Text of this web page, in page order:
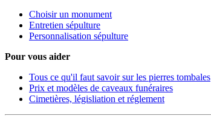
Choisir un monument
Entretien sépulture
Personnalisation sépulture
Pour vous aider
Tous ce qu'il faut savoir sur les pierres tombales
Prix et modèles de caveaux funéraires
Cimetières, législiation et réglement